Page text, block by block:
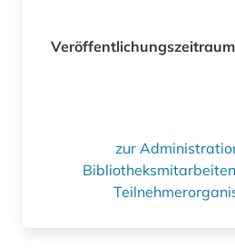
Veröffentlichungszeitraum
zur